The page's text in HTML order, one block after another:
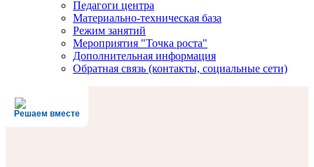
Педагоги центра
Материально-техническая база
Режим занятий
Мероприятия "Точка роста"
Дополнительная информация
Обратная связь (контакты, социальные сети)
Решаем вместе